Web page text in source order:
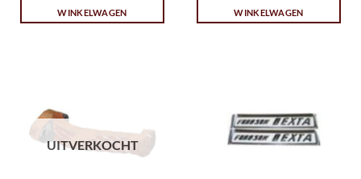
WINKELWAGEN
WINKELWAGEN
UITVERKOCHT